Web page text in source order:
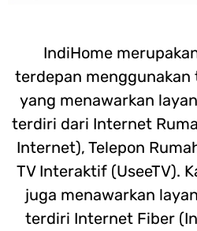
IndiHome
terdepan
yang menawarkan
terdiri dari Internet
Internet), Telepon
TV Interaktif (UseeTV).
juga menawarkan
terdiri Internet Fiber